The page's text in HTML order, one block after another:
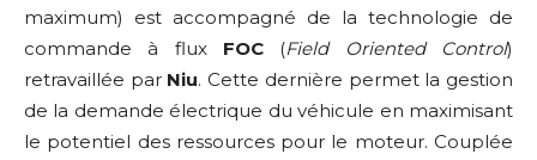
maximum) est accompagné de la technologie de
commande à flux FOC (Field Oriented Control)
retravaillée par Niu. Cette dernière permet la gestion
de la demande électrique du véhicule en maximisant
le potentiel des ressources pour le moteur. Couplée